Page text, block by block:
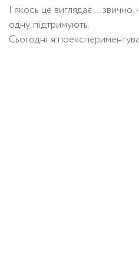
І якось це виглядає
одну, підтримують.
Сьогодні я